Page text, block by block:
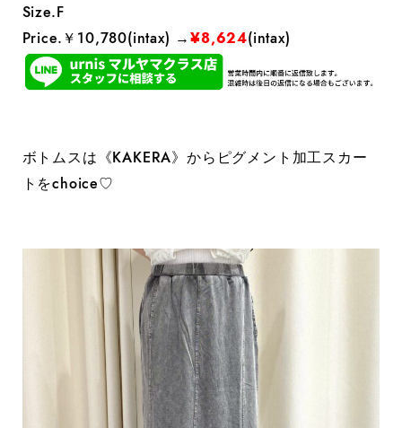
Size.F
Price.￥10,780(intax) →¥8,624(intax)
ボトムスは《KAKERA》からピグメント加工スカー
トをchoice♡